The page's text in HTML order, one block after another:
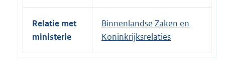
Relatie met
ministerie
Binnenlandse Zaken en
Koninkrijksrelaties